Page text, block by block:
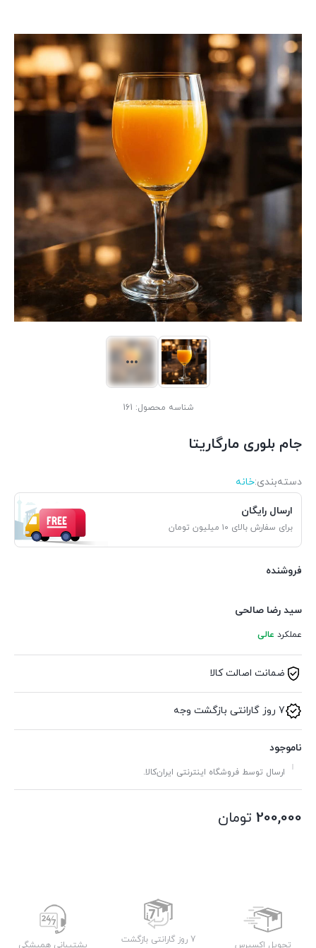
شناسه محصول: 161
جام بلوری مارگاریتا
دسته‌بندی‌:خانه
ارسال رایگان
برای سفارش بالای ۱۰ میلیون تومان
فروشنده
سید رضا صالحی
عملکرد عالی
ضمانت اصالت کالا
7 روز گارانتی بازگشت وجه
ناموجود
ارسال توسط فروشگاه اینترنتی ایران‌کالا.
200,000 تومان
تحویل اکسپرس
7 روز گارانتی بازگشت
پشتیبانی همیشگی